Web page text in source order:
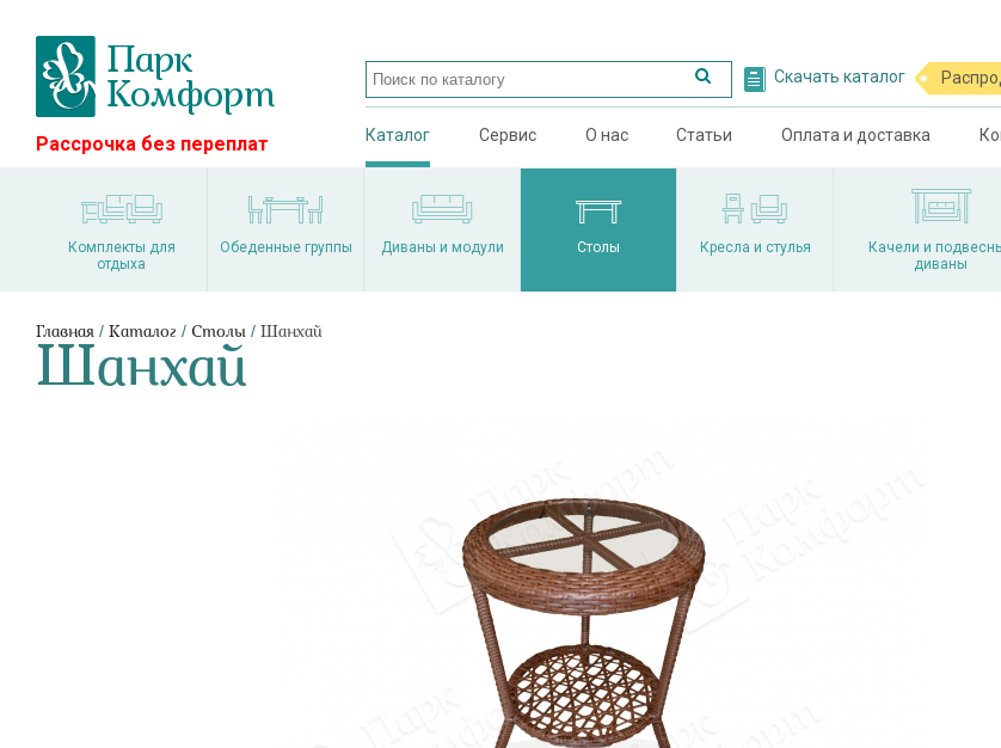
Рассрочка без переплат
Скачать каталог
Каталог Сервис О нас Статьи Оплата и доставка
Комплекты для
отдыха
Обеденные группы Диваны и модули Столы Кресла и стулья
Качели и
диваны
Главная / Каталог / Столы / Шанхай
Шанхай